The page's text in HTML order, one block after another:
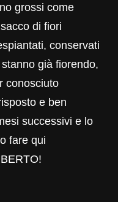
grossi come
di fiori
conservati
già fiorendo,
conosciuto
e ben
successivi e lo
fare qui